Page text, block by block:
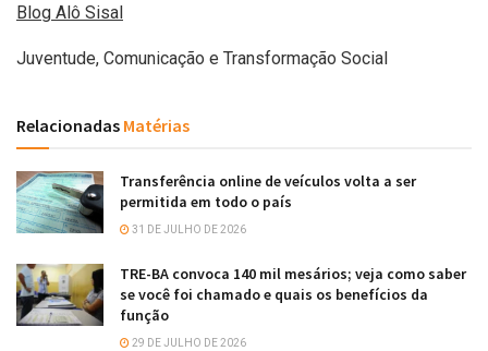
Blog Alô Sisal
Juventude, Comunicação e Transformação Social
Relacionadas Matérias
Transferência online de veículos volta a ser
permitida em todo o país
31 DE JULHO DE 2026
TRE-BA convoca 140 mil mesários; veja como saber
se você foi chamado e quais os benefícios da
função
29 DE JULHO DE 2026